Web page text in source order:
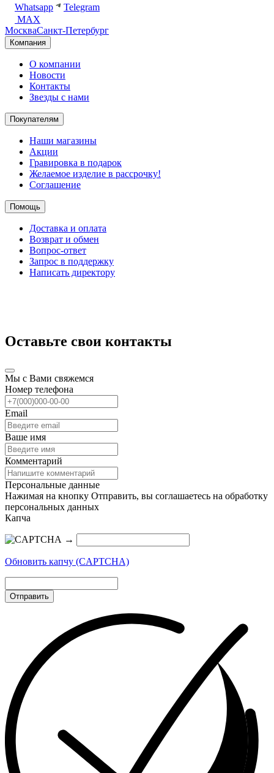
Whatsapp
Telegram
MAX
МоскваСанкт-Петербург
Компания
О компании
Новости
Контакты
Звезды с нами
Покупателям
Наши магазины
Акции
Гравировка в подарок
Желаемое изделие в рассрочку!
Соглашение
Помощь
Доставка и оплата
Возврат и обмен
Вопрос-ответ
Запрос в поддержку
Написать директору
Оставьте свои контакты
Мы с Вами свяжемся
Номер телефона
Email
Ваше имя
Комментарий
Персональные данные
Нажимая на кнопку Отправить, вы соглашаетесь на обработку
персональных данных
Капча
→
Обновить капчу (CAPTCHA)
Отправить